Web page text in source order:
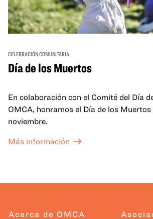
CELEBRACIÓN COMUNITARIA
Día de los Muertos
En colaboración con el Comité del Día
OMCA, honramos el Día de los
noviembre.
Más información
Acerca de OMCA